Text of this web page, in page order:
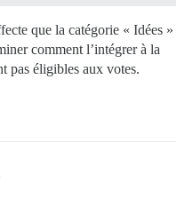
que la catégorie « Idées »
comment l’intégrer à la
pas éligibles aux votes.